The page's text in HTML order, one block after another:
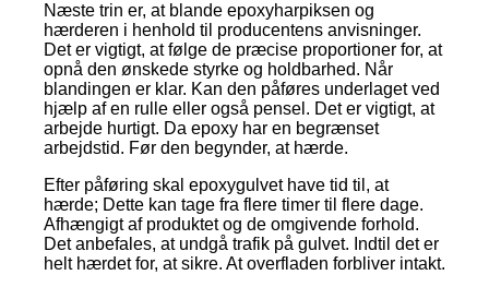
Næste trin er, at blande epoxyharpiksen og
hærderen i henhold til producentens anvisninger.
Det er vigtigt, at følge de præcise proportioner for, at
opnå den ønskede styrke og holdbarhed. Når
blandingen er klar. Kan den påføres underlaget ved
hjælp af en rulle eller også pensel. Det er vigtigt, at
arbejde hurtigt. Da epoxy har en begrænset
arbejdstid. Før den begynder, at hærde.
Efter påføring skal epoxygulvet have tid til, at
hærde; Dette kan tage fra flere timer til flere dage.
Afhængigt af produktet og de omgivende forhold.
Det anbefales, at undgå trafik på gulvet. Indtil det er
helt hærdet for, at sikre. At overfladen forbliver intakt.